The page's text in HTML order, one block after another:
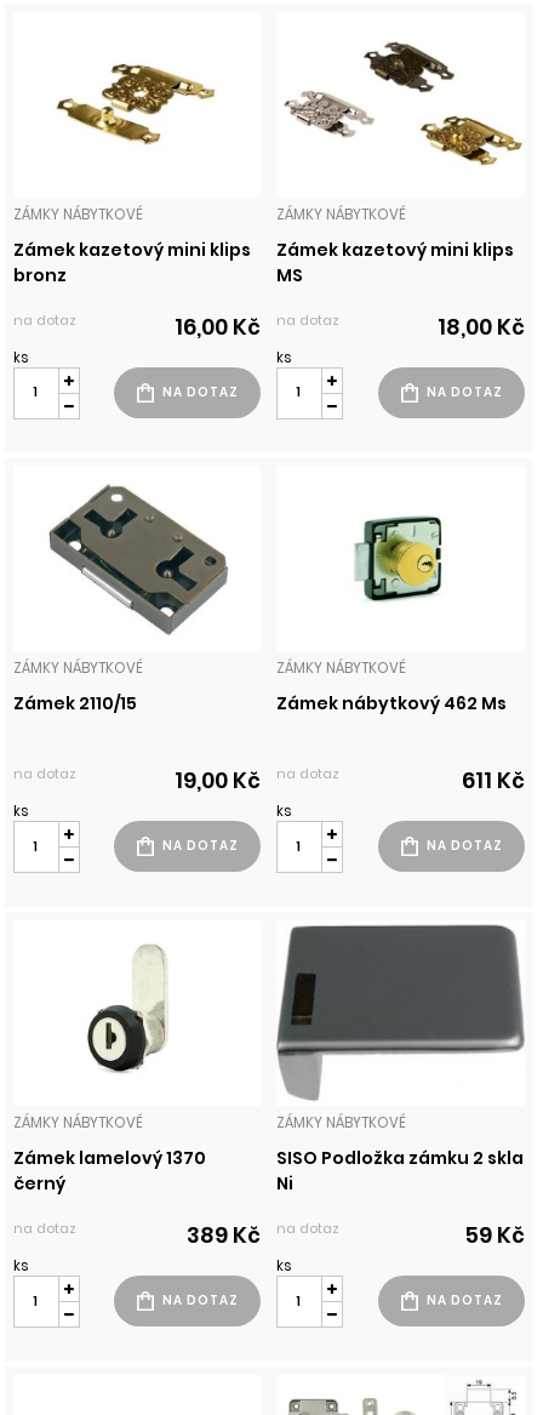
ZÁMKY NÁBYTKOVÉ
Zámek kazetový mini klips
bronz
na dotaz 16,00 Kč
ks
ZÁMKY NÁBYTKOVÉ
Zámek kazetový mini klips
MS
na dotaz 18,00 Kč
ks
ZÁMKY NÁBYTKOVÉ
Zámek 2110/15
na dotaz 19,00 Kč
ks
ZÁMKY NÁBYTKOVÉ
Zámek nábytkový 462 Ms
na dotaz 611 Kč
ks
ZÁMKY NÁBYTKOVÉ
Zámek lamelový 1370
černý
na dotaz 389 Kč
ks
ZÁMKY NÁBYTKOVÉ
SISO Podložka zámku 2 skla
Ni
na dotaz 59 Kč
ks